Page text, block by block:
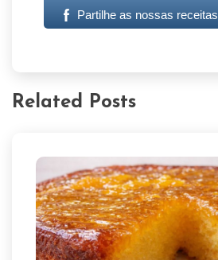
Partilhe as nossas receitas
Related Posts